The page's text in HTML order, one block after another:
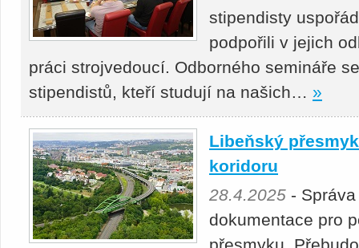
stipendisty
podpořili v jejich
práci strojvedoucí. Odborného semináře
stipendistů, kteří studují na našich… »
Libeňský
koridoru
28.4.2025 -
dokumentace pro
přesmyku.